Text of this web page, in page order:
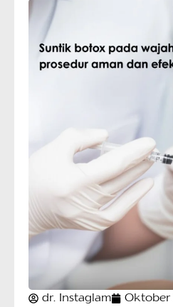
dr. Instaglam Oktober